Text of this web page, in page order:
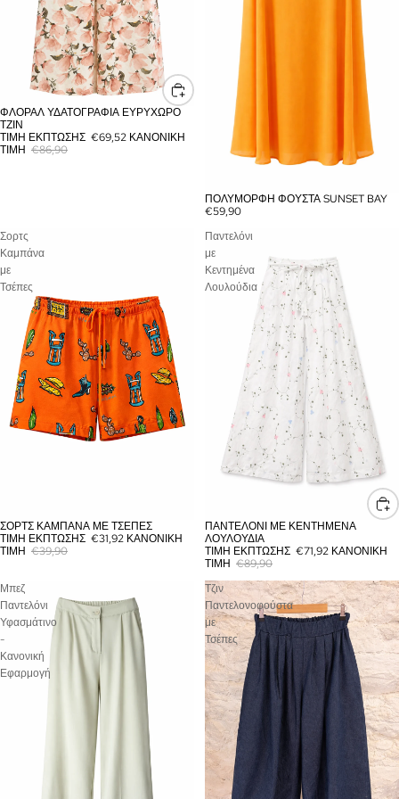
ΈΚΠΤΩΣΗ
ΦΛΟΡΆΛ ΥΔΑΤΟΓΡΑΦΊΑ ΕΥΡΎΧΩΡΟ
ΤΖΙΝ
ΤΙΜΉ ΈΚΠΤΩΣΗΣ €69,52 ΚΑΝΟΝΙΚΉ
ΤΙΜΉ €86,90
ΕΞΑΝΤΛΉΘΗΚΕ
ΠΟΛΎΜΟΡΦΗ ΦΟΎΣΤΑ SUNSET BAY
€59,90
Σορτς
Καμπάνα
με
Τσέπες
ΈΚΠΤΩΣΗ
ΣΟΡΤΣ ΚΑΜΠΆΝΑ ΜΕ ΤΣΈΠΕΣ
ΤΙΜΉ ΈΚΠΤΩΣΗΣ €31,92 ΚΑΝΟΝΙΚΉ
ΤΙΜΉ €39,90
Παντελόνι
με
Κεντημένα
Λουλούδια
ΈΚΠΤΩΣΗ
ΠΑΝΤΕΛΌΝΙ ΜΕ ΚΕΝΤΗΜΈΝΑ
ΛΟΥΛΟΎΔΙΑ
ΤΙΜΉ ΈΚΠΤΩΣΗΣ €71,92 ΚΑΝΟΝΙΚΉ
ΤΙΜΉ €89,90
Μπεζ
Παντελόνι
Υφασμάτινο
-
Κανονική
Εφαρμογή
Τζιν
Παντελονοφούστα
με
Τσέπες